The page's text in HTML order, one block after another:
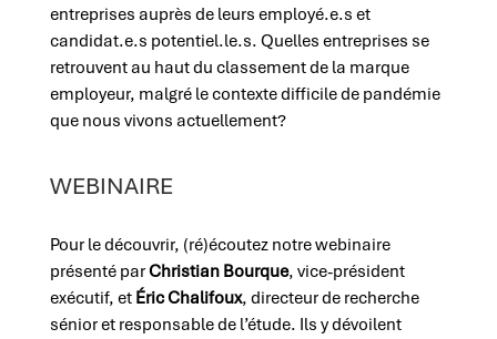
entreprises auprès de leurs employé.e.s et
candidat.e.s potentiel.le.s. Quelles entreprises se
retrouvent au haut du classement de la marque
employeur, malgré le contexte difficile de pandémie
que nous vivons actuellement?
WEBINAIRE
Pour le découvrir, (ré)écoutez notre webinaire
présenté parChristian Bourque, vice-président
exécutif, et Éric Chalifoux, directeur de recherche
sénior et responsable de l’étude. Ils y dévoilent